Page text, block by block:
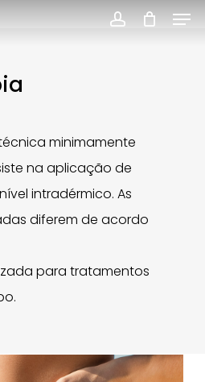
minimamente
na aplicação de
intradérmico. As
diferem de acordo
para tratamentos